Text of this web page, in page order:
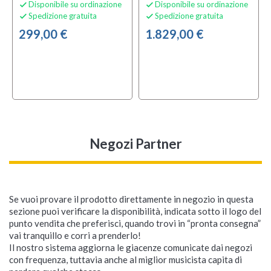
 Disponibile su ordinazione
 Spedizione gratuita
299,00 €
 Disponibile su ordinazione
 Spedizione gratuita
1.829,00 €
Roland DH-10
DrumLink Hub
STUDIO
Roland TD313 V-Drum
Kit
Kit
Roland CB_V61
Custodia Morbida per
Tastiera
Cuffia da Studio di
Registrazione
Roland CB-404
Roland KS-11Z
20 PRO Black
Negozi Partner
Se vuoi provare il prodotto direttamente in negozio in questa
sezione puoi verificare la disponibilità, indicata sotto il logo del
punto vendita che preferisci, quando trovi in “pronta consegna”
vai tranquillo e corri a prenderlo!
Il nostro sistema aggiorna le giacenze comunicate dai negozi
con frequenza, tuttavia anche al miglior musicista capita di